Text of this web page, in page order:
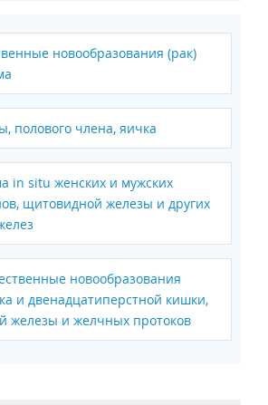
новообразования (рак)
полового члена, яичка
in situ женских и мужских
щитовидной железы и других
новообразования
и двенадцатиперстной кишки,
железы и желчных протоков